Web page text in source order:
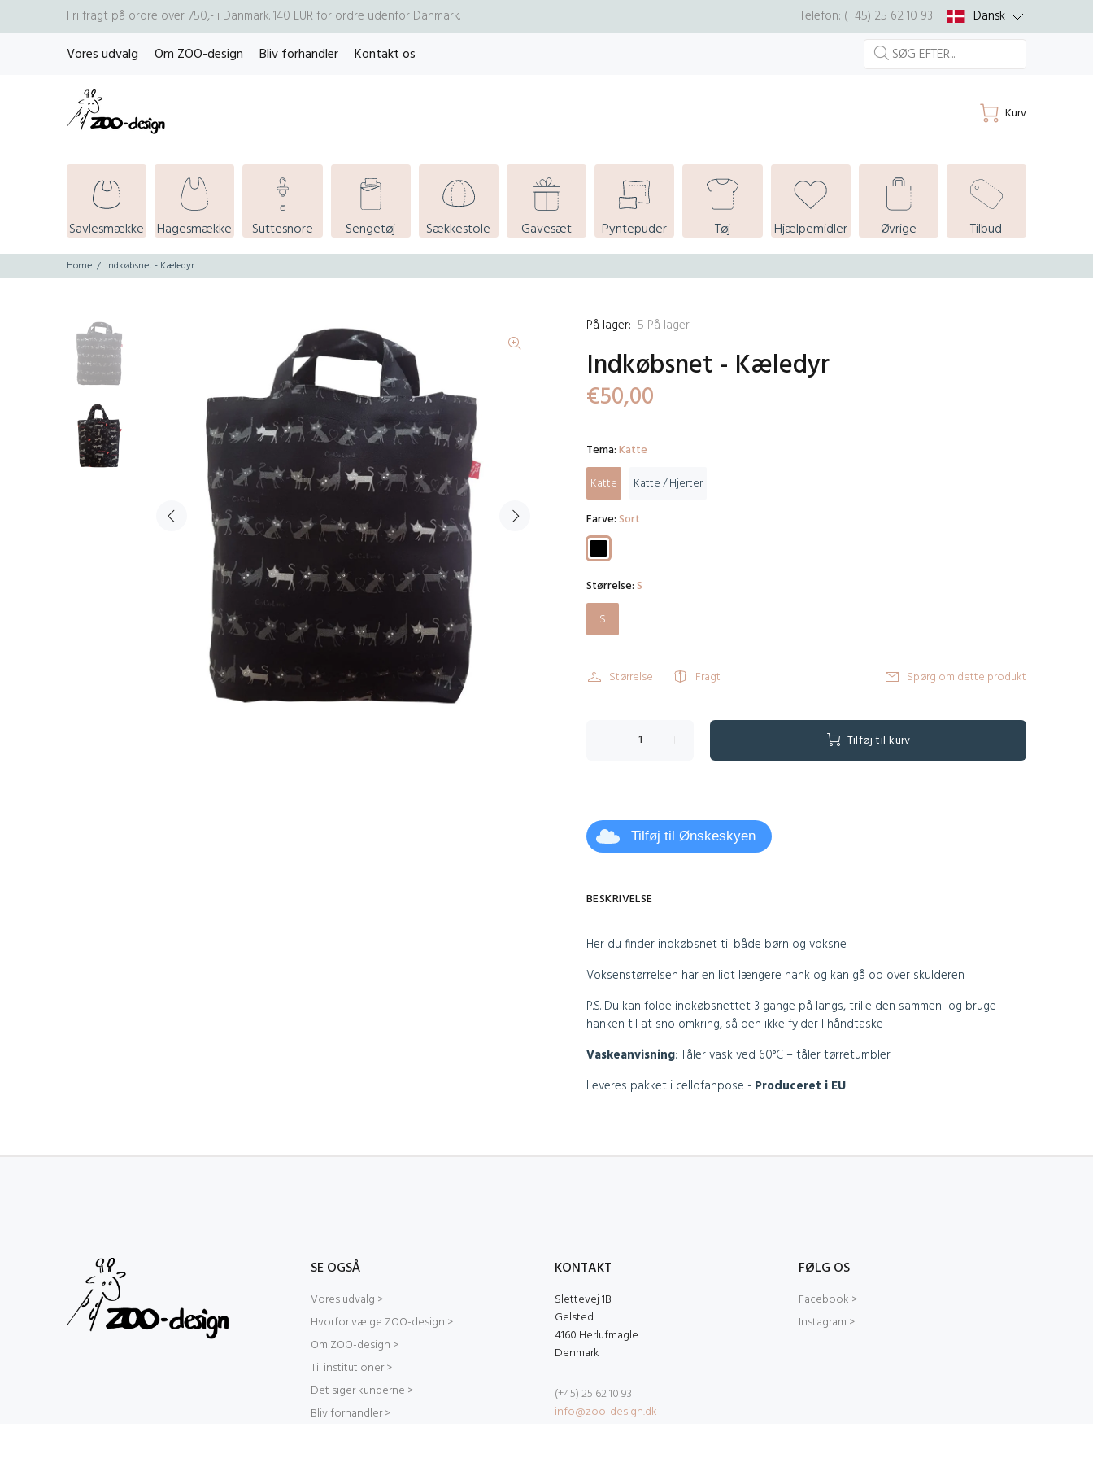
Fri fragt på ordre over 750,- i Danmark. 140 EUR for ordre udenfor Danmark. Telefon: (+45) 25 62 10 93
Dansk
Vores udvalg
Om ZOO-design Bliv forhandler Kontakt os
Kurv
Savlesmække Hagesmække Suttesnore Sengetøj Sækkestole Gavesæt Pyntepuder Tøj Hjælpemidler Øvrige Tilbud
Home Indkøbsnet - Kæledyr
På lager: 5 På lager
Indkøbsnet - Kæledyr
€50,00
Tema:Katte
Katte
Katte / Hjerter
Farve:Sort
Størrelse:S
S
Størrelse Fragt Spørg om dette produkt
Tilføj til kurv
Tilføj til Ønskeskyen
BESKRIVELSE
Her du finder indkøbsnet til både børn og voksne.
Voksenstørrelsen har en lidt længere hank og kan gå op over skulderen
P.S. Du kan folde indkøbsnettet 3 gange på langs, trille den sammen og bruge
hanken til at sno omkring, så den ikke fylder I håndtaske
Vaskeanvisning: Tåler vask ved 60°C – tåler tørretumbler
Leveres pakket i cellofanpose - Produceret i EU
SE OGSÅ
Vores udvalg >
Hvorfor vælge ZOO-design >
Om ZOO-design >
Til institutioner >
Det siger kunderne >
Bliv forhandler >
KONTAKT
Slettevej 1B
Gelsted
4160 Herlufmagle
Denmark
(+45) 25 62 10 93
info@zoo-design.dk
FØLG OS
Facebook >
Instagram >